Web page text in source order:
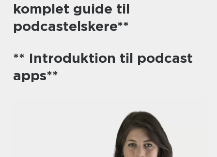
komplet guide til
podcastelskere**
** Introduktion til podcast
apps**